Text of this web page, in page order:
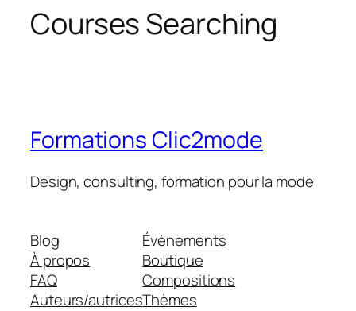
Courses Searching
Formations Clic2mode
Design, consulting, formation pour la mode
Blog
À propos
FAQ
Auteurs/autrices
Évènements
Boutique
Compositions
Thèmes